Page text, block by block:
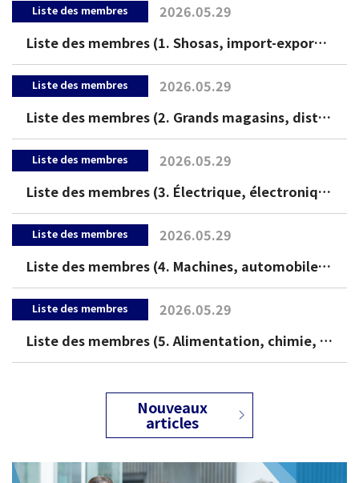
Liste des membres
2026.05.29
Liste des membres (1. Shosas, import-export, coopération économique)
Liste des membres
2026.05.29
Liste des membres (2. Grands magasins, distribution)
Liste des membres
2026.05.29
Liste des membres (3. Électrique, électronique)
Liste des membres
2026.05.29
Liste des membres (4. Machines, automobiles, constructions)
Liste des membres
2026.05.29
Liste des membres (5. Alimentation, chimie, pharmaceutique, cosmétiques)
Nouveaux
articles